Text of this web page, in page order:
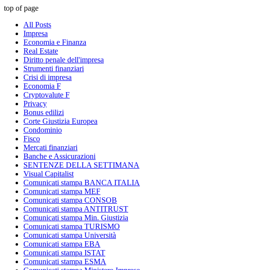
top of page
All Posts
Impresa
Economia e Finanza
Real Estate
Diritto penale dell'impresa
Strumenti finanziari
Crisi di impresa
Economia F
Cryptovalute F
Privacy
Bonus edilizi
Corte Giustizia Europea
Condominio
Fisco
Mercati finanziari
Banche e Assicurazioni
SENTENZE DELLA SETTIMANA
Visual Capitalist
Comunicati stampa BANCA ITALIA
Comunicati stampa MEF
Comunicati stampa CONSOB
Comunicati stampa ANTITRUST
Comunicati stampa Min. Giustizia
Comunicati stampa TURISMO
Comunicati stampa Università
Comunicati stampa EBA
Comunicati stampa ISTAT
Comunicati stampa ESMA